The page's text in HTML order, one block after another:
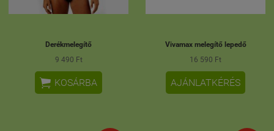
Derékmelegítő
9 490 Ft
 KOSÁRBA
Vivamax melegítő lepedő
16 590 Ft
AJÁNLATKÉRÉS